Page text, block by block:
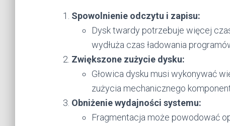
Spowolnienie odczytu i zapisu:
Dysk twardy potrzebuje więcej
wydłuża czas ładowania
Zwiększone zużycie dysku:
Głowica dysku musi wykonywać
zużycia mechanicznego
Obniżenie wydajności systemu:
Fragmentacja może powodować